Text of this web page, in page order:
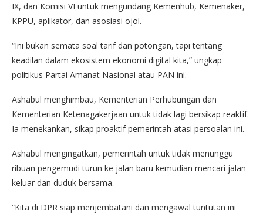
IX, dan Komisi VI untuk mengundang Kemenhub, Kemenaker,
KPPU, aplikator, dan asosiasi ojol.
“Ini bukan semata soal tarif dan potongan, tapi tentang
keadilan dalam ekosistem ekonomi digital kita,” ungkap
politikus Partai Amanat Nasional atau PAN ini.
Ashabul menghimbau, Kementerian Perhubungan dan
Kementerian Ketenagakerjaan untuk tidak lagi bersikap reaktif.
Ia menekankan, sikap proaktif pemerintah atasi persoalan ini.
Ashabul mengingatkan, pemerintah untuk tidak menunggu
ribuan pengemudi turun ke jalan baru kemudian mencari jalan
keluar dan duduk bersama.
“Kita di DPR siap menjembatani dan mengawal tuntutan ini